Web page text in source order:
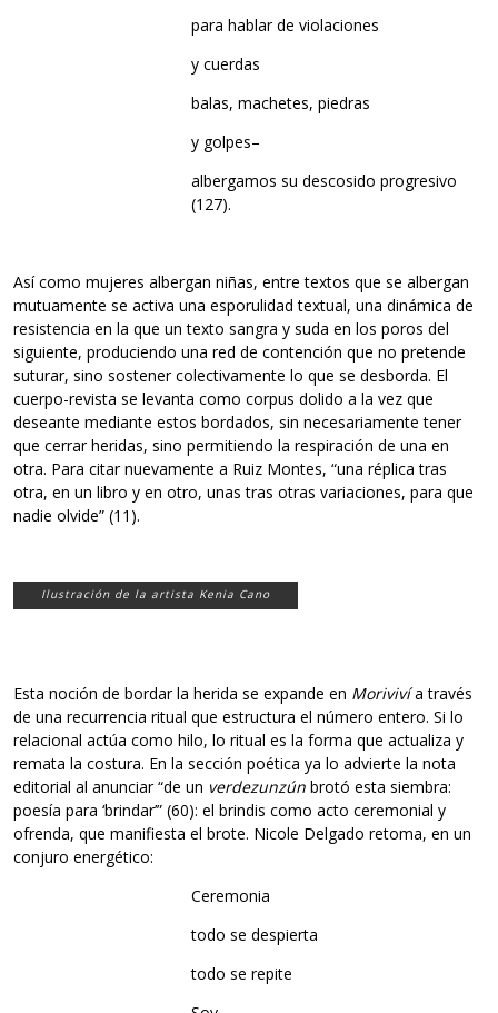
para hablar de violaciones
y cuerdas
balas, machetes, piedras
y golpes–
albergamos su descosido progresivo
(127).
Así como mujeres albergan niñas, entre textos que se albergan
mutuamente se activa una esporulidad textual, una dinámica de
resistencia en la que un texto sangra y suda en los poros del
siguiente, produciendo una red de contención que no pretende
suturar, sino sostener colectivamente lo que se desborda. El
cuerpo-revista se levanta como corpus dolido a la vez que
deseante mediante estos bordados, sin necesariamente tener
que cerrar heridas, sino permitiendo la respiración de una en
otra. Para citar nuevamente a Ruiz Montes, “una réplica tras
otra, en un libro y en otro, unas tras otras variaciones, para que
nadie olvide” (11).
Ilustración de la artista Kenia Cano
Esta noción de bordar la herida se expande en Morivivía través
de una recurrencia ritual que estructura el número entero. Si lo
relacional actúa como hilo, lo ritual es la forma que actualiza y
remata la costura. En la sección poética ya lo advierte la nota
editorial al anunciar “de un verdezunzún brotó esta siembra:
poesía para ‘brindar’” (60): el brindis como acto ceremonial y
ofrenda, que manifiesta el brote. Nicole Delgado retoma, en un
conjuro energético:
Ceremonia
todo se despierta
todo se repite